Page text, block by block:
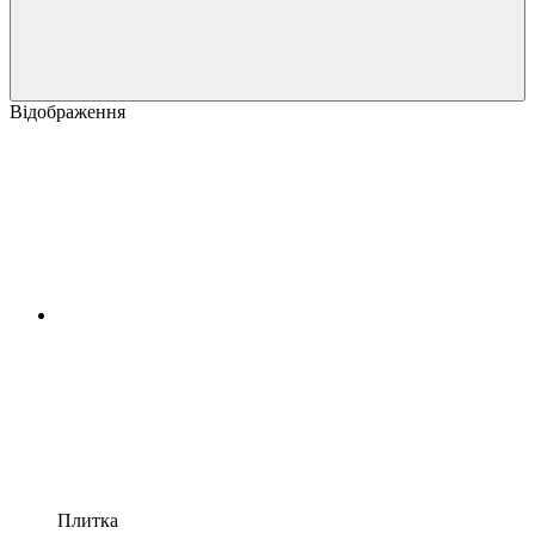
Відображення
Плитка